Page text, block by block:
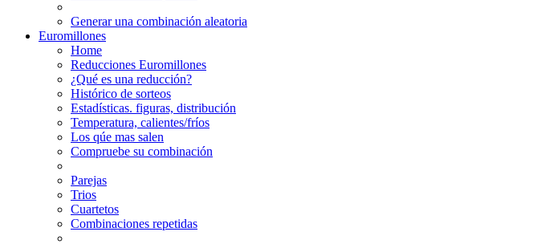
Generar una combinación aleatoria
Euromillones
Home
Reducciones Euromillones
¿Qué es una reducción?
Histórico de sorteos
Estadísticas. figuras, distribución
Temperatura, calientes/fríos
Los qúe mas salen
Compruebe su combinación
Parejas
Trios
Cuartetos
Combinaciones repetidas